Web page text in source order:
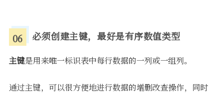
06 必须创建主键，最好是有序数值类型
主键是用来唯一标识表中每行数据的一列或一组列。
通过主键，可以很方便地进行数据的增删改查操作，同时